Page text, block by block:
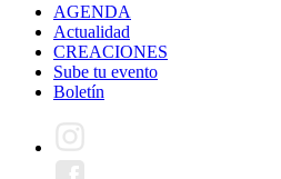
AGENDA
Actualidad
CREACIONES
Sube tu evento
Boletín